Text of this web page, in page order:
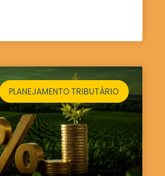
PLANEJAMENTO TRIBUTÁRIO